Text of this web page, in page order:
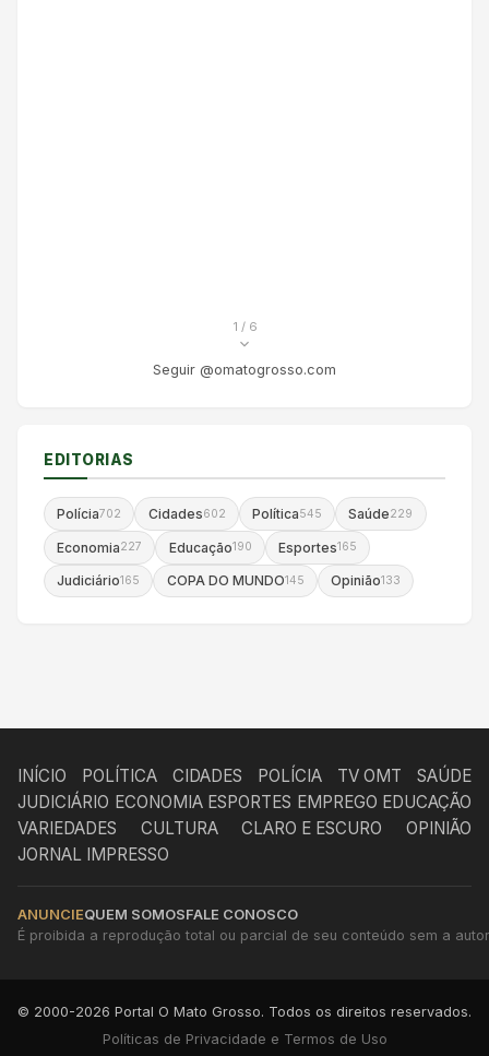
1 / 6
Seguir @omatogrosso.com
EDITORIAS
Polícia702 Cidades602 Política545 Saúde229
Economia227 Educação190 Esportes165
Judiciário165 COPA DO MUNDO145 Opinião133
INÍCIO POLÍTICA CIDADES POLÍCIA TV OMT
SAÚDE
JUDICIÁRIO ECONOMIA ESPORTES EMPREGO EDUCAÇÃO
VARIEDADES
CULTURA CLARO E ESCURO
OPINIÃO
JORNAL IMPRESSO
ANUNCIEQUEM SOMOSFALE CONOSCO
É proibida a reprodução total ou parcial de seu conteúdo sem a
© 2000-2026 Portal O Mato Grosso. Todos os direitos reservados.
Políticas de Privacidade e Termos de Uso